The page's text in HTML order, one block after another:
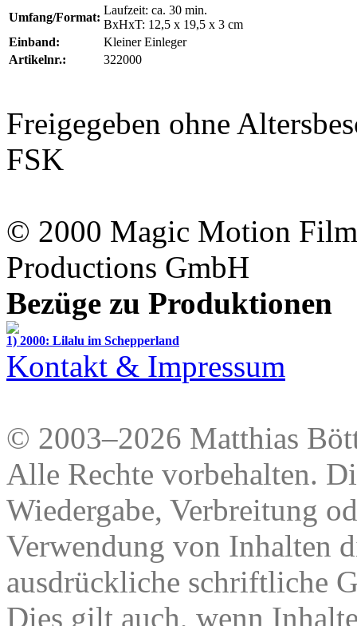
Umfang/Format:
Laufzeit: ca. 30 min.
BxHxT: 12,5 x 19,5 x 3 cm
Einband:
Kleiner Einleger
Artikelnr.:
322000
Freigegeben ohne
FSK
© 2000 Magic Motion
Productions GmbH
Bezüge zu Produktionen
1) 2000: Lilalu im Schepperland
Kontakt & Impressum
© 2003–2026 Matthias
Alle Rechte vorbehalten.
Wiedergabe, Verbreitung
Verwendung von Inhalten
ausdrückliche schriftliche
Dies gilt auch, wenn